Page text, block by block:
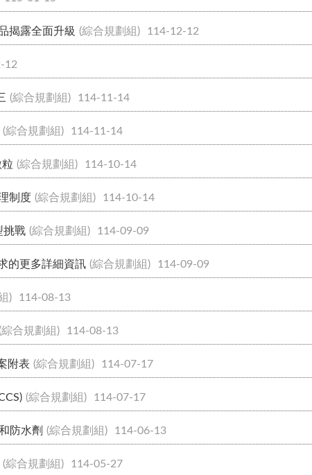
揭露全面升級 (綜合規劃組) 114-12-12
12
(綜合規劃組) 114-11-14
(綜合規劃組) 114-11-14
(綜合規劃組) 114-10-14
制度 (綜合規劃組) 114-10-14
挑戰 (綜合規劃組) 114-09-09
的更多詳細資訊 (綜合規劃組) 114-09-09
) 114-08-13
綜合規劃組) 114-08-13
附表 (綜合規劃組) 114-07-17
(綜合規劃組) 114-07-17
防水劑 (綜合規劃組) 114-06-13
(綜合規劃組) 114-05-27